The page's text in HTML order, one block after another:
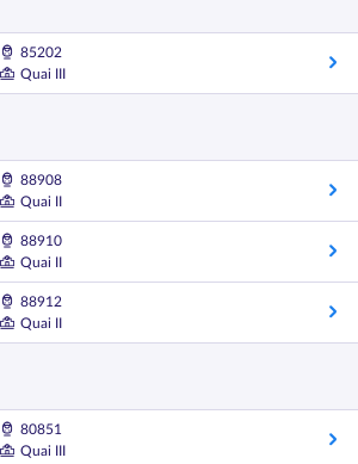
85202
Quai III
88908
Quai II
88910
Quai II
88912
Quai II
80851
Quai III